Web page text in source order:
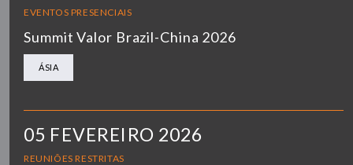
EVENTOS PRESENCIAIS
Summit Valor Brazil-China 2026
ÁSIA
05 FEVEREIRO 2026
REUNIÕES RESTRITAS